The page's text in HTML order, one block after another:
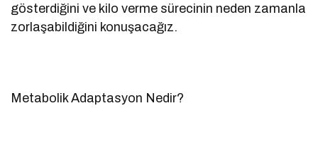
gösterdiğini ve kilo verme sürecinin neden zamanla
zorlaşabildiğini konuşacağız.
Metabolik Adaptasyon Nedir?